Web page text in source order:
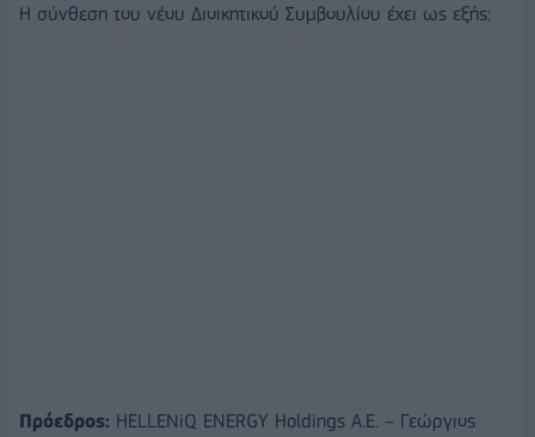
Η σύνθεση του νέου Διοικητικού Συμβουλίου έχει ως εξής:
Πρόεδρος: HELLENiQ ENERGY Holdings Α.Ε. – Γεώργιος